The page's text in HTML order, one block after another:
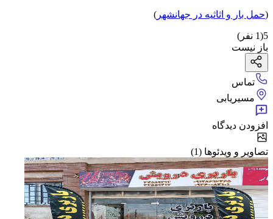
(حمل بار و اثاثیه در جهانشهر )
5
(
1 نفر)
باز نیست
تماس
مسیریابی
افزودن دیدگاه
تصاویر و ویدئوها (1)